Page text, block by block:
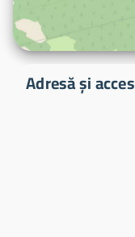
Adresă și acces